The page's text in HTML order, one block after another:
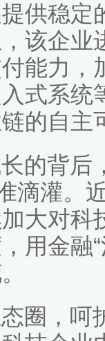
供稳定
该企业
能力
式系统
的自主
的背后
滴灌。
大对科
用金融
圈，呵